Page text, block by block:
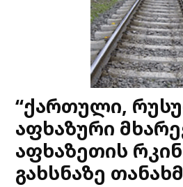
“ქართული,
აფხაზური
აფხაზეთის
გახსნაზე